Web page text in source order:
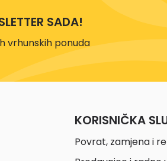
SADA!
vrhunskih ponuda
KORISNIČKA
Povrat, zamjena i